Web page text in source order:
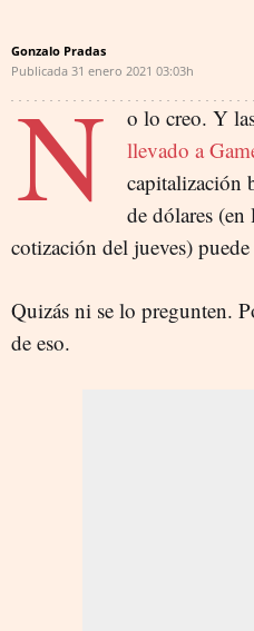
Gonzalo Pradas
Publicada 31 enero 2021 03:03h
N o lo creo. Y
llevado a
capitalización
de dólares
cotización del jueves)
Quizás ni se lo pregunten.
de eso.